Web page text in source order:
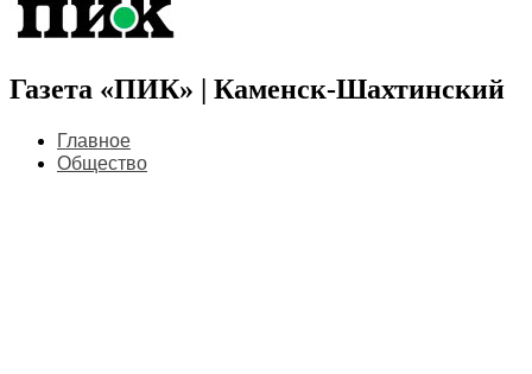
Газета «ПИК» | Каменск-Шахтинский
Главное
Общество